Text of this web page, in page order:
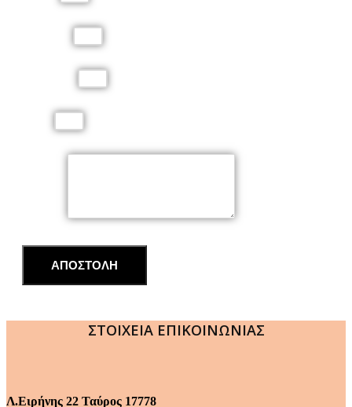
ΑΠΟΣΤΟΛΗ
ΣΤΟΙΧΕΙΑ ΕΠΙΚΟΙΝΩΝΙΑΣ
Λ.Ειρήνης 22 Ταύρος 17778